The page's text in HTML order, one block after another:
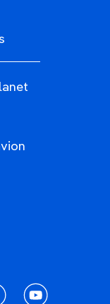
youtube